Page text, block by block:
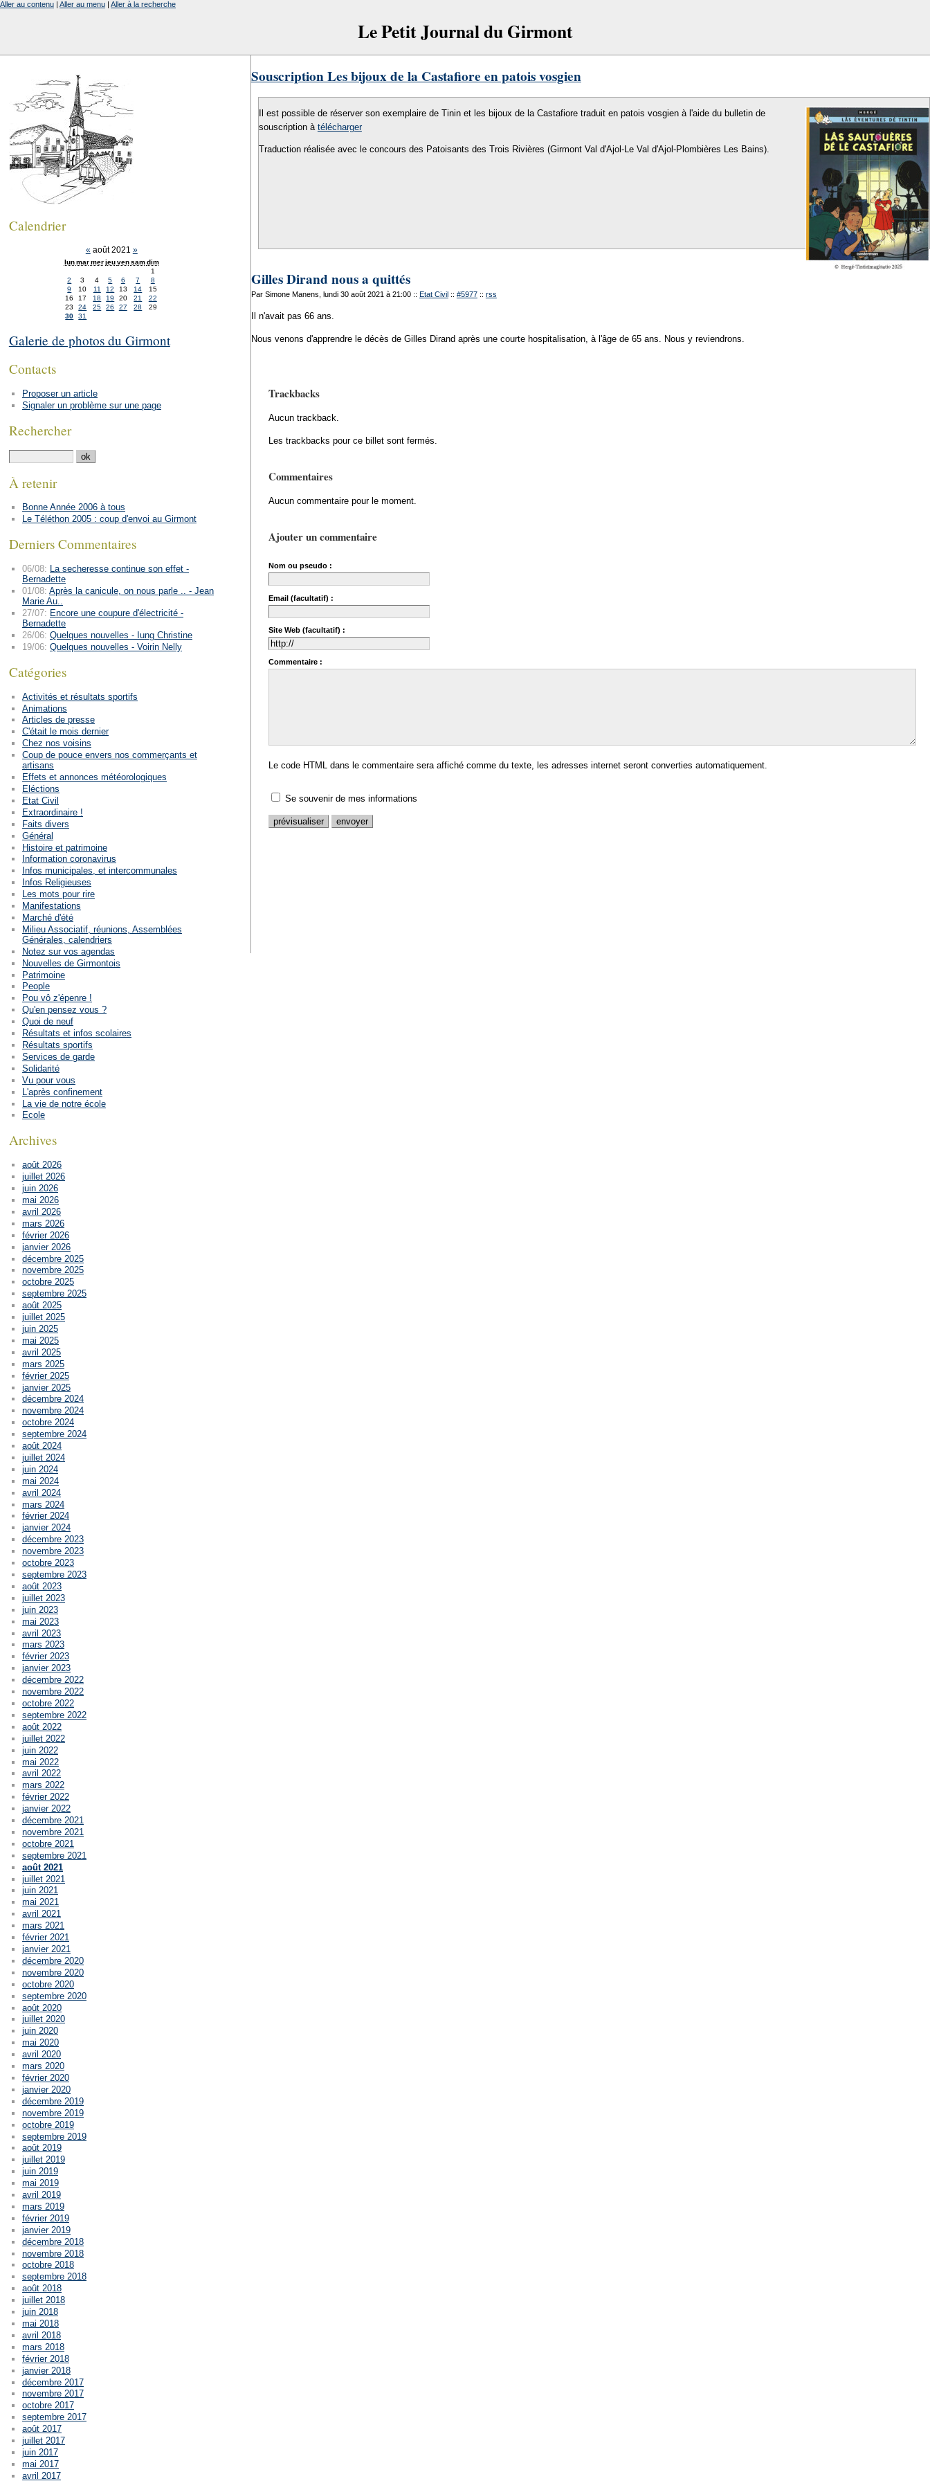
Le Petit Journal du Girmont
Aller au contenu | Aller au menu | Aller à la recherche
Souscription Les bijoux de la Castafiore en patois vosgien
Il est possible de réserver son exemplaire de Tinin et les bijoux de la Castafiore traduit en patois vosgien à l'aide du bulletin de
souscription à télécharger
Traduction réalisée avec le concours des Patoisants des Trois Rivières (Girmont Val d'Ajol-Le Val d'Ajol-Plombières Les Bains).
Gilles Dirand nous a quittés
Par Simone Manens, lundi 30 août 2021 à 21:00 :: Etat Civil :: #5977 :: rss
Il n'avait pas 66 ans.
Nous venons d'apprendre le décès de Gilles Dirand après une courte hospitalisation, à l'âge de 65 ans. Nous y reviendrons.
Trackbacks
Aucun trackback.
Les trackbacks pour ce billet sont fermés.
Commentaires
Aucun commentaire pour le moment.
Ajouter un commentaire
Nom ou pseudo :
Email (facultatif) :
Site Web (facultatif) :
Commentaire :
Le code HTML dans le commentaire sera affiché comme du texte, les adresses internet seront converties automatiquement.
Se souvenir de mes informations
Calendrier
« août 2021 »
lun mar mer jeu ven sam dim
1
2
3 4 5 6 7
8
9
10 11 12 13 14
15
16
17 18 19 20 21
22
23
24 25 26 27 28
29
30
31
Galerie de photos du Girmont
Contacts
Proposer un article
Signaler un problème sur une page
Rechercher
À retenir
Bonne Année 2006 à tous
Le Téléthon 2005 : coup d'envoi au Girmont
Derniers Commentaires
06/08: La secheresse continue son effet -
Bernadette
01/08: Après la canicule, on nous parle .. - Jean
Marie Au..
27/07: Encore une coupure d'électricité -
Bernadette
26/06: Quelques nouvelles - Iung Christine
19/06: Quelques nouvelles - Voirin Nelly
Catégories
Activités et résultats sportifs
Animations
Articles de presse
C'était le mois dernier
Chez nos voisins
Coup de pouce envers nos commerçants et
artisans
Effets et annonces météorologiques
Eléctions
Etat Civil
Extraordinaire !
Faits divers
Général
Histoire et patrimoine
Information coronavirus
Infos municipales, et intercommunales
Infos Religieuses
Les mots pour rire
Manifestations
Marché d'été
Milieu Associatif, réunions, Assemblées
Générales, calendriers
Notez sur vos agendas
Nouvelles de Girmontois
Patrimoine
People
Pou vô z'épenre !
Qu'en pensez vous ?
Quoi de neuf
Résultats et infos scolaires
Résultats sportifs
Services de garde
Solidarité
Vu pour vous
L'après confinement
La vie de notre école
Ecole
Archives
août 2026
juillet 2026
juin 2026
mai 2026
avril 2026
mars 2026
février 2026
janvier 2026
décembre 2025
novembre 2025
octobre 2025
septembre 2025
août 2025
juillet 2025
juin 2025
mai 2025
avril 2025
mars 2025
février 2025
janvier 2025
décembre 2024
novembre 2024
octobre 2024
septembre 2024
août 2024
juillet 2024
juin 2024
mai 2024
avril 2024
mars 2024
février 2024
janvier 2024
décembre 2023
novembre 2023
octobre 2023
septembre 2023
août 2023
juillet 2023
juin 2023
mai 2023
avril 2023
mars 2023
février 2023
janvier 2023
décembre 2022
novembre 2022
octobre 2022
septembre 2022
août 2022
juillet 2022
juin 2022
mai 2022
avril 2022
mars 2022
février 2022
janvier 2022
décembre 2021
novembre 2021
octobre 2021
septembre 2021
août 2021
juillet 2021
juin 2021
mai 2021
avril 2021
mars 2021
février 2021
janvier 2021
décembre 2020
novembre 2020
octobre 2020
septembre 2020
août 2020
juillet 2020
juin 2020
mai 2020
avril 2020
mars 2020
février 2020
janvier 2020
décembre 2019
novembre 2019
octobre 2019
septembre 2019
août 2019
juillet 2019
juin 2019
mai 2019
avril 2019
mars 2019
février 2019
janvier 2019
décembre 2018
novembre 2018
octobre 2018
septembre 2018
août 2018
juillet 2018
juin 2018
mai 2018
avril 2018
mars 2018
février 2018
janvier 2018
décembre 2017
novembre 2017
octobre 2017
septembre 2017
août 2017
juillet 2017
juin 2017
mai 2017
avril 2017